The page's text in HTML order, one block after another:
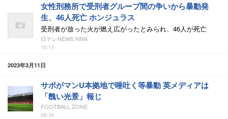
女性刑務所で受刑者グループ間の争いから暴動発
生、46人死亡 ホンジュラス
受刑者が放った火が燃え広がったとみられ、46人が死亡
日テレNEWS NNN
10:11
2023年3月11日
サポがマンU本拠地で唾吐く等暴動 英メディアは
「醜い光景」報じ
FOOTBALL ZONE
08:30